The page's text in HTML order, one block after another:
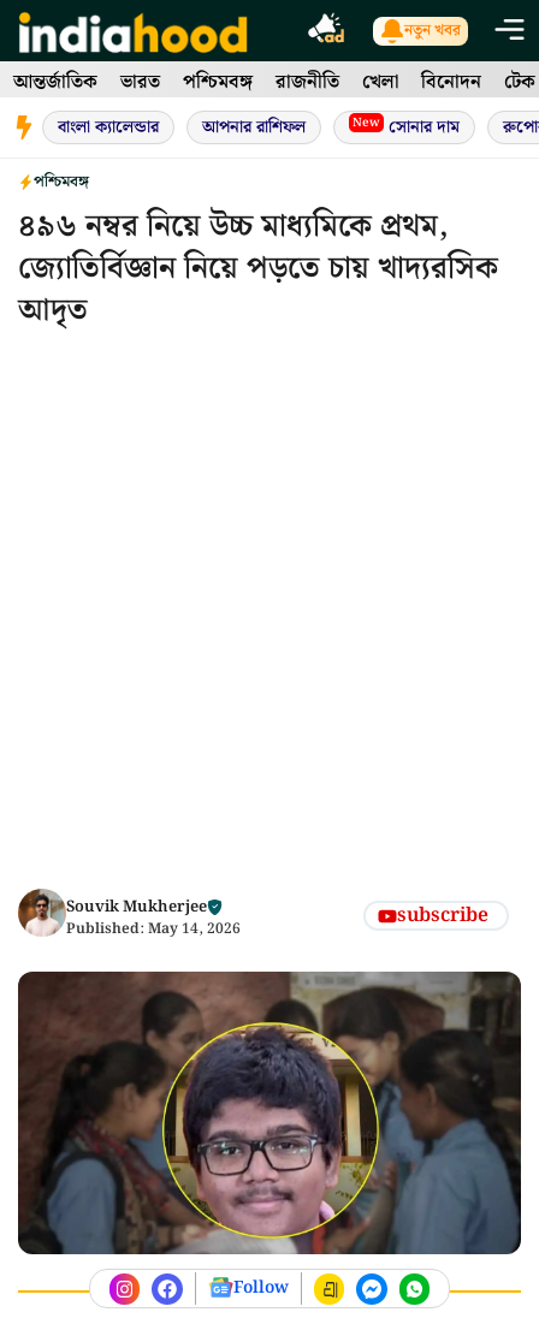
Skip
to
content
নতুন খবর
আন্তর্জাতিক ভারত পশ্চিমবঙ্গ রাজনীতি খেলা বিনোদন টেক
বাংলা ক্যালেন্ডার আপনার রাশিফল New সোনার দাম
পশ্চিমবঙ্গ
৪৯৬ নম্বর নিয়ে উচ্চ মাধ্যমিকে প্রথম,
জ্যোতির্বিজ্ঞান নিয়ে পড়তে চায় খাদ্যরসিক
আদৃত
Souvik Mukherjee
Published: May 14, 2026 subscribe
Follow